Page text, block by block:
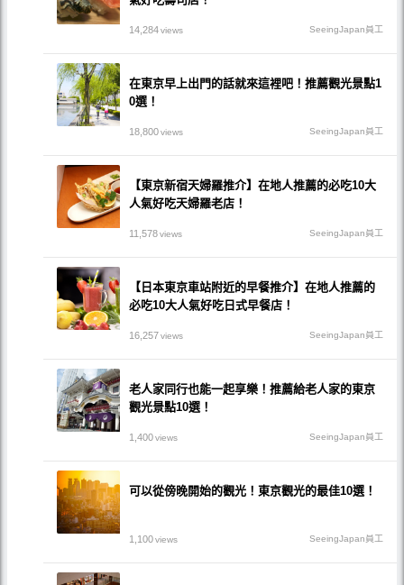
14,284views SeeingJapan員工
在東京早上出門的話就來這裡吧！推薦觀光景點1
0選！
18,800views SeeingJapan員工
【東京新宿天婦羅推介】在地人推薦的必吃10大
人氣好吃天婦羅老店！
11,578views SeeingJapan員工
【日本東京車站附近的早餐推介】在地人推薦的
必吃10大人氣好吃日式早餐店！
16,257views SeeingJapan員工
老人家同行也能一起享樂！推薦給老人家的東京
觀光景點10選！
1,400views SeeingJapan員工
可以從傍晚開始的觀光！東京觀光的最佳10選！
1,100views SeeingJapan員工